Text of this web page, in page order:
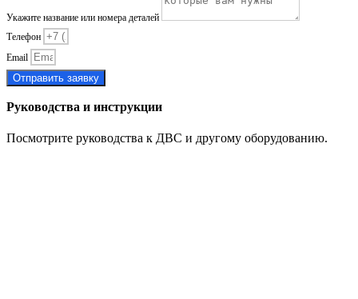
Укажите название или номера деталей
Телефон
Email
Отправить заявку
Руководства и инструкции
Посмотрите руководства к ДВС и другому оборудованию.